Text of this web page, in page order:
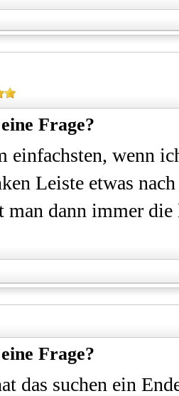
Frage?
einfachsten, wenn
Leiste etwas
man dann immer
Frage?
das suchen ein